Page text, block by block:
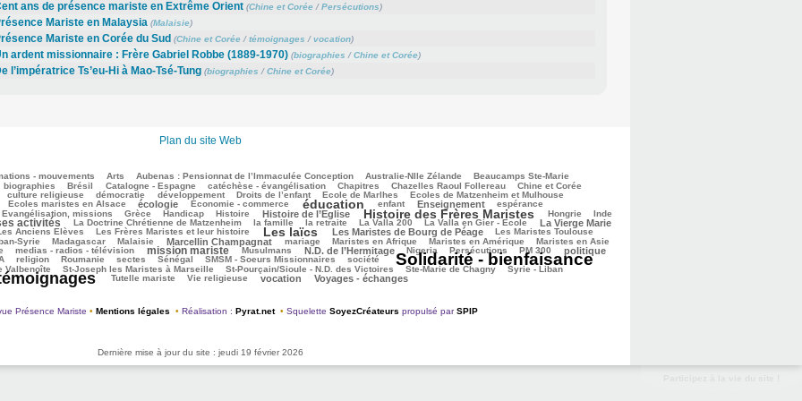
ans de présence mariste en Extrême Orient (Chine et Corée/Persécutions)
Mariste en Malaysia (Malaisie)
Mariste en Corée du Sud (Chine et Corée/témoignages /vocation)
ardent missionnaire : Frère Gabriel Robbe (1889-1970) (biographies /Chine et Corée)
l’impératrice Ts’eu-Hi à Mao-Tsé-Tung (biographies /Chine et Corée)
Plan du site Web
- mouvements Arts Aubenas : Pensionnat de l’Immaculée Conception Australie-Nlle Zélande Beaucamps Ste-Marie
biographies Brésil Catalogne - Espagne catéchèse - évangélisation Chapitres Chazelles Raoul Follereau Chine et Corée
culture religieuse démocratie développement Droits de l’enfant Ecole de Marlhes Ecoles de Matzenheim et Mulhouse
Ecoles maristes en Alsace écologie Economie - commerce éducation enfant Enseignement espérance
Evangélisation, missions Grèce Handicap Histoire Histoire de l’Eglise Histoire des Frères Maristes Hongrie Inde
activités La Doctrine Chrétienne de Matzenheim la famille la retraite La Valla 200 La Valla en Gier - Ecole La Vierge Marie
Anciens Elèves Les Frères Maristes et leur histoire Les laïcs Les Maristes de Bourg de Péage Les Maristes Toulouse
Syrie Madagascar Malaisie Marcellin Champagnat mariage Maristes en Afrique Maristes en Amérique Maristes en Asie
medias - radios - télévision mission mariste Musulmans N.D. de l’Hermitage Nigeria Persécutions PM 300 politique
religion Roumanie sectes Sénégal SMSM - Soeurs Missionnaires société Solidarité - bienfaisance
Valbenoîte St-Joseph les Maristes à Marseille St-Pourçain/Sioule - N.D. des Victoires Ste-Marie de Chagny Syrie - Liban
Tutelle mariste Vie religieuse vocation Voyages - échanges
Présence Mariste • Mentions légales • Réalisation : Pyrat.net • Squelette SoyezCréateurs propulsé parSPIP
Dernière mise à jour du site : jeudi 19 février 2026